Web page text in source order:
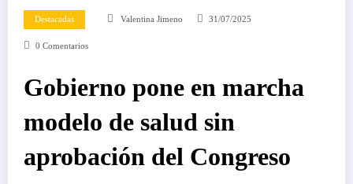
Destacadas Valentina Jimeno 31/07/2025
0 Comentarios
Gobierno pone en marcha
modelo de salud sin
aprobación del Congreso